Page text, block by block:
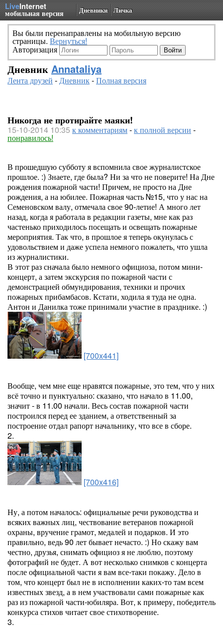
LiveInternet
мобильная версия Дневники Личка
Вы были перенаправлены на мобильную версию
страницы. Вернуться!
Авторизация
Дневник Annataliya
Лента друзей -Дневник-Полная версия
Никогда не протирайте маяки!
15-10-2014 10:35 к комментариям-к полной версии -
понравилось!
В прошедшую субботу я вспомнила свое журналистское
прошлое. :) Знаете, где была? Ни за что не поверите! На Дне
рождения пожарной части! Причем, не просто на Дне
рождения, а на юбилее. Пожарная часть №15, что у нас на
Семеновском валу, отмечала свое 90-летие! А много лет
назад, когда я работала в редакции газеты, мне как раз
частенько приходилось посещать и освещать пожарные
мероприятия. Так что, в прошлое я теперь окунулась с
удовольствием и даже успела немного пожалеть, что ушла
из журналистики.
В этот раз сначала было немного официоза, потом мини-
концерт, а затем экскурсия по пожарной части с
демонстрацией обмундирования, техники и прочих
пожарных прибамбасов. Кстати, ходила я туда не одна.
Антон и Данилка тоже принимали участие в празднике. :)
[700x441]
Вообще, чем мне еще нравятся пожарные, это тем, что у них
всё точно и пунктуально: сказано, что начало в 11.00,
значит - в 11.00 начали. Весь состав пожарной части
построился перед ее зданием, а ответственный за
построение отдал рапорт начальнику, что все в сборе.
2.
[700x416]
Ну, а потом началось: официальные речи руководства и
всяких важных лиц, чествование ветеранов пожарной
охраны, вручение грамот, медалей и подарков. И это
правильно, ведь 90 лет бывает нечасто. :) Но скажу вам
честно, друзья, снимать официоз я не люблю, поэтому
фотографий не будет. А вот несколько снимков с концерта
после официальной части я вам все-таки покажу. Дело в
том, что концерт был не в исполнении каких-то там всем
известных звезд, а в нем участвовали сами пожарные как
раз из пожарной части-юбиляра. Вот, к примеру, победитель
конкурса стихов читает свое стихотворение.
3.